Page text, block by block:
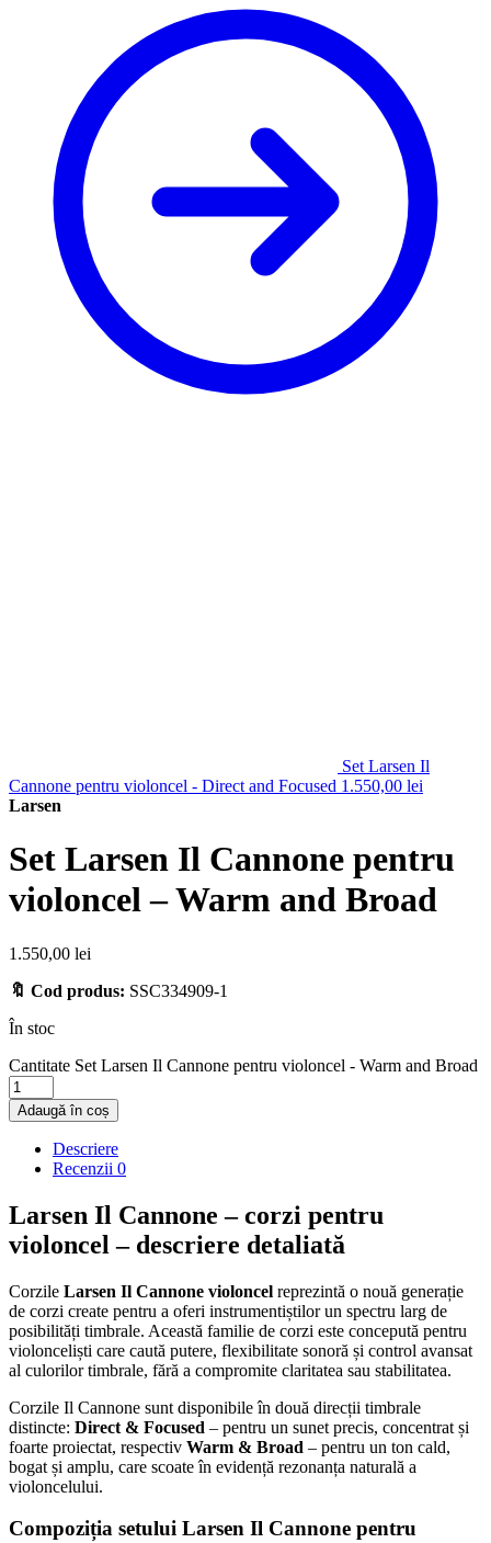
Set Larsen Il
Cannone pentru violoncel - Direct and Focused 1.550,00 lei
Larsen
Set Larsen Il Cannone pentru
violoncel – Warm and Broad
1.550,00 lei
🔖 Cod produs: SSC334909-1
În stoc
Cantitate Set Larsen Il Cannone pentru violoncel - Warm and Broad
Adaugă în coș
Descriere
Recenzii 0
Larsen Il Cannone – corzi pentru
violoncel – descriere detaliată
Corzile Larsen Il Cannone violoncel reprezintă o nouă generație
de corzi create pentru a oferi instrumentiștilor un spectru larg de
posibilități timbrale. Această familie de corzi este concepută pentru
violonceliști care caută putere, flexibilitate sonoră și control avansat
al culorilor timbrale, fără a compromite claritatea sau stabilitatea.
Corzile Il Cannone sunt disponibile în două direcții timbrale
distincte: Direct & Focused – pentru un sunet precis, concentrat și
foarte proiectat, respectiv Warm & Broad – pentru un ton cald,
bogat și amplu, care scoate în evidență rezonanța naturală a
violoncelului.
Compoziția setului Larsen Il Cannone pentru